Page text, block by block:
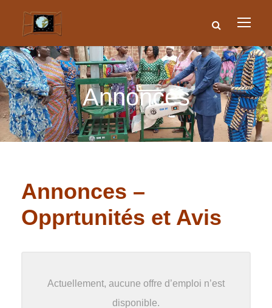
Annonces
Annonces –
Opprtunités et Avis
Actuellement, aucune offre d’emploi n’est
disponible.